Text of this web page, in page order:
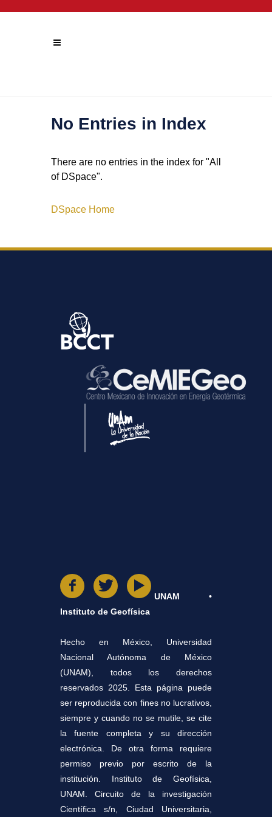
No Entries in Index
There are no entries in the index for "All
of DSpace".
DSpace Home
UNAM •
Instituto de Geofísica
Hecho en México, Universidad
Nacional Autónoma de México
(UNAM), todos los derechos
reservados 2025. Esta página puede
ser reproducida con fines no lucrativos,
siempre y cuando no se mutile, se cite
la fuente completa y su dirección
electrónica. De otra forma requiere
permiso previo por escrito de la
institución. Instituto de Geofísica,
UNAM. Circuito de la investigación
Científica s/n, Ciudad Universitaria,